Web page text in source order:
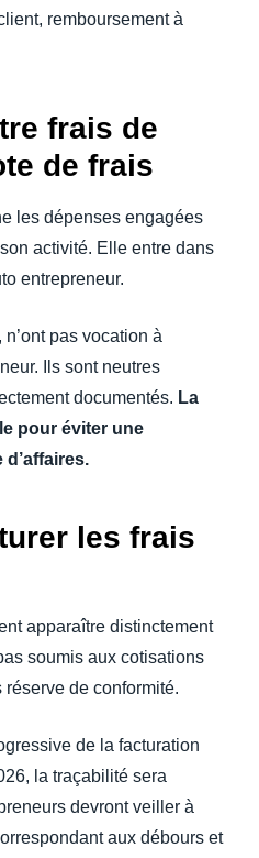
remboursement à
frais de
de frais
les dépenses engagées
activité. Elle entre dans
entrepreneur.
pas vocation à
Ils sont neutres
documentés. La
pour éviter une
les frais
apparaître distinctement
soumis aux cotisations
réserve de conformité.
de la facturation
la traçabilité sera
devront veiller à
aux débours et